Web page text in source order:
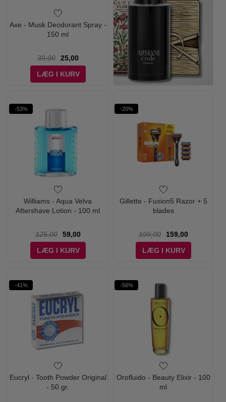
Axe - Musk Deodorant Spray -
150 ml
39,00
25,00
LÆG I KURV
-53%
Williams - Aqua Velva
Aftershave Lotion - 100 ml
125,00
59,00
LÆG I KURV
-20%
Gillette - Fusion5 Razor + 5
blades
199,00
159,00
LÆG I KURV
-41%
Eucryl - Tooth Powder Original
- 50 gr.
-56%
Orofluido - Beauty Elixir - 100
ml